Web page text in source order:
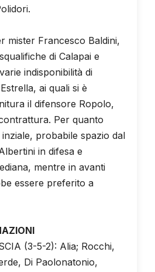
mister Francesco Baldini,
di Calapai e
indisponibilità di
ai quali si è
il difensore Ropolo,
Per quanto
probabile spazio dal
in difesa e
mentre in avanti
essere preferito a
(3-5-2): Alia; Rocchi,
Di Paolonatonio,